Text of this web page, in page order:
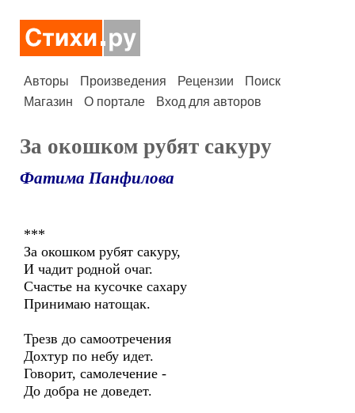
Авторы Произведения Рецензии
Поиск
Магазин
О портале Вход для авторов
За окошком рубят сакуру
Фатима Панфилова
***
За окошком рубят сакуру,
И чадит родной очаг.
Счастье на кусочке сахару
Принимаю натощак.
Трезв до самоотречения
Дохтур по небу идет.
Говорит, самолечение -
До добра не доведет.